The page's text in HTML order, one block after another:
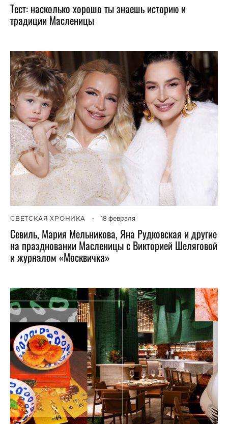
Тест: насколько хорошо ты знаешь историю и
традиции Масленицы
СВЕТСКАЯ ХРОНИКА • 18 февраля
Севиль, Мария Мельникова, Яна Рудковская и другие
на праздновании Масленицы с Викторией Шеляговой
и журналом «Москвичка»